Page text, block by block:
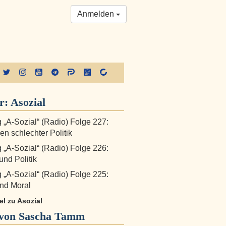
Anmelden
Asozial
„A-Sozial“ (Radio) Folge 227:
schlechter Politik
„A-Sozial“ (Radio) Folge 226:
Politik
„A-Sozial“ (Radio) Folge 225:
Moral
zu Asozial
Sascha Tamm